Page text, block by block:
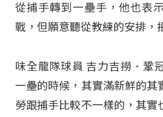
從捕手轉到一壘手，他也表
戰，但願意聽從教練的安排，
味全龍隊球員 吉力吉撈．鞏
一壘的時候，其實滿新鮮的其
勞跟捕手比較不一樣的，其實